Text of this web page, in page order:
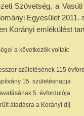
Szövetség, a
Egyesület 2011.
Korányi emlékülést
a következők voltak:
születésének 115
15. születésnapja
5. évfordulója
átadásra a Korányi díj